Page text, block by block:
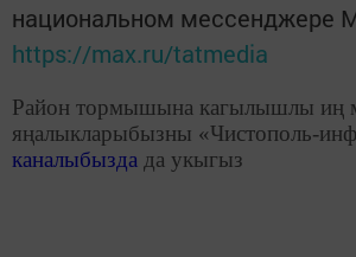
национальном мессенджере
https://max.ru/tatmedia
Район тормышына кагылышлы иң
яңалыкларыбызны «Чистополь-
каналыбызда да укыгыз